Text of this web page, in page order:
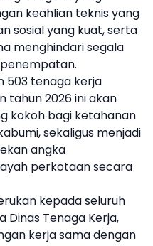
keahlian teknis yang
sosial yang kuat, serta
menghindari segala
503 tenaga kerja
tahun 2026 ini akan
kokoh bagi ketahanan
sekaligus menjadi
angka
perkotaan secara
kepada seluruh
Dinas Tenaga Kerja,
kerja sama dengan